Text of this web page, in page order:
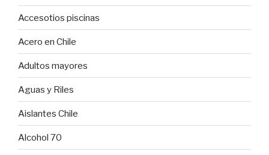
Accesotios piscinas
Acero en Chile
Adultos mayores
Aguas y Riles
Aislantes Chile
Alcohol 70